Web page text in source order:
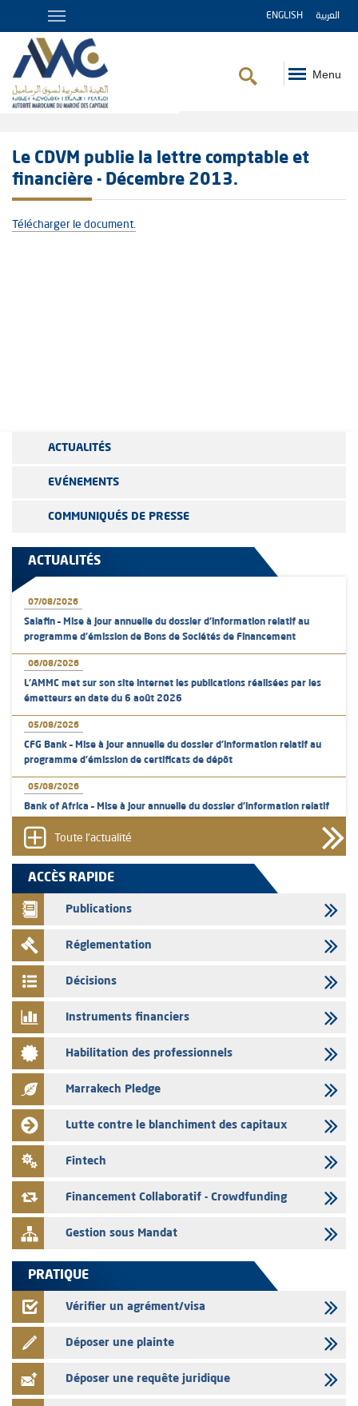
ENGLISH العربية
Menu
Le CDVM publie la lettre comptable et
financière - Décembre 2013.
Télécharger le document.
ACTUALITÉS
EVÉNEMENTS
COMMUNIQUÉS DE PRESSE
ACTUALITÉS
07/08/2026
Salafin – Mise à jour annuelle du dossier d’information relatif au
programme d'émission de Bons de Sociétés de Financement
06/08/2026
L’AMMC met sur son site internet les publications réalisées par les
émetteurs en date du 6 août 2026
05/08/2026
CFG Bank – Mise à jour annuelle du dossier d’information relatif au
programme d'émission de certificats de dépôt
05/08/2026
Bank of Africa – Mise à jour annuelle du dossier d’information relatif
05/08/2026
L’AMMC met sur son site internet les publications réalisées par les
émetteurs en date du 5 août 2026
04/08/2026
L’AMMC met sur son site internet les publications réalisées par les
émetteurs en date du 4 août 2026
Saham Bank – Mise à jour annuelle du dossier d’information relatif au
03/08/2026
L’AMMC met sur son site internet les publications réalisées par les
émetteurs en date du 3 août 2026
03/08/2026
Liste des agréments et visas d'OPCVM accordés par l'AMMC pour le
mois de juillet 2026
03/08/2026
L' AMMC publie les indicateurs mensuels du marché des capitaux pour
le mois de Juin 2026
Toute l'actualité
ACCÈS RAPIDE
Publications
Réglementation
Décisions
Instruments financiers
Habilitation des professionnels
Marrakech Pledge
Lutte contre le blanchiment des capitaux
Fintech
Financement Collaboratif - Crowdfunding
Gestion sous Mandat
PRATIQUE
Vérifier un agrément/visa
Déposer une plainte
Déposer une requête juridique